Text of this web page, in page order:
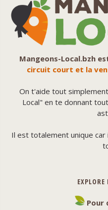
Mangeons-Local.bzh
circuit court et la
On t'aide tout
Local" en te donnant
Il est totalement unique
Pour